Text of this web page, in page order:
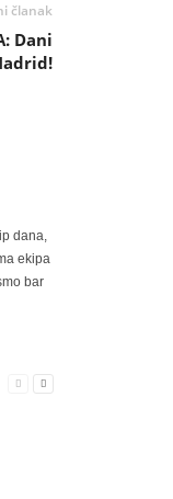
članak
Dani
dana,
ekipa
bar